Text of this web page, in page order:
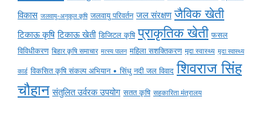
विकास जलवायु-अनुकूल कृषि जलवायु परिवर्तन जल संरक्षण जैविक खेती
टिकाऊ कृषि टिकाऊ खेती डिजिटल कृषि प्राकृतिक खेती फसल
विविधीकरण बिहार कृषि समाचार मत्स्य पालन महिला सशक्तिकरण मृदा स्वास्थ्य मृदा स्वास्थ्य
कार्ड विकसित कृषि संकल्प अभियान • सिंधु नदी जल विवाद शिवराज सिंह
चौहान संतुलित उर्वरक उपयोग सतत कृषि सहकारिता मंत्रालय